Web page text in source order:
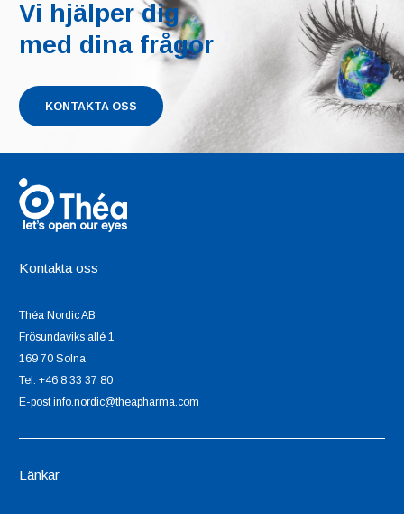
Vi hjälper dig
med dina frågor
KONTAKTA OSS
Kontakta oss
Théa Nordic AB
Frösundaviks allé 1
169 70 Solna
Tel. +46 8 33 37 80
E-post info.nordic@theapharma.com
Länkar